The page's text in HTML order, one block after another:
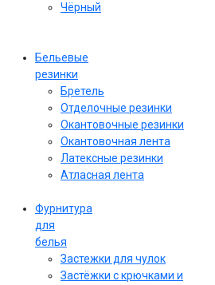
Чёрный
Бельевые
резинки
Бретель
Отделочные резинки
Окантовочные резинки
Окантовочная лента
Латексные резинки
Атласная лента
Фурнитура
для
белья
Застежки для чулок
Застёжки с крючками и